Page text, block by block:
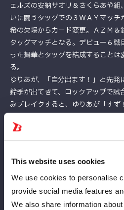
This website uses cookies
We use cookies to personalise
provide social media features
We also share information
ェルズの安納サオリ＆さくらあや
いに闘うタッグでの３ＷＡＹマッ
希の欠場からカード変更。ＡＺＭ
タッグマッチとなる。デビュー６
った舞華とタッグを結成すること
る。
ゆりあが、「自分出ます！」と先
鈴季が出てきて、ロックアップで
みブレイクすると、ゆりあが「すず
ぶち込み、場外戦になだれ込む。
騒いだか、大会ＰＲで来場していた
ーごと顔面を蹴り飛ばす。鈴季はそ
よ！」と、ＦＲＥＥＤＯＭＳ広島大
ゆりあが、鈴季へドロップキック。
クル、串刺しラリアット。ブレーン